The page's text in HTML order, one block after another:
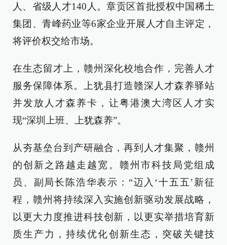
人、省级人才140人。章贡区首批授权中国稀土
集团、青峰药业等6家企业开展人才自主评定，
将评价权交给市场。
在生态留才上，赣州深化校地合作，完善人才
服务保障体系。上犹县打造赣深人才森养驿站
并发放人才森养卡，让粤港澳大湾区人才实
现“深圳上班、上犹森养”。
从夯基垒台到产研融合，再到人才集聚，赣州
的创新之路越走越宽。赣州市科技局党组成
员、副局长陈浩华表示：“迈入‘十五五’新征
程，赣州将持续深入实施创新驱动发展战略，
以更大力度推进科技创新，以更实举措培育新
质生产力，持续优化创新生态，突破关键技